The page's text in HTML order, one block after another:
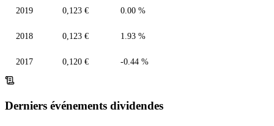
2019 0,123 € 0.00 %
2018 0,123 € 1.93 %
2017 0,120 € -0.44 %
Derniers événements dividendes